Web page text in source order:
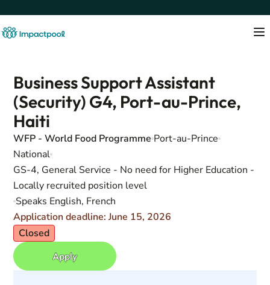
Business Support Assistant
(Security) G4, Port-au-Prince,
Haiti
WFP - World Food Programme Port-au-Prince
National
GS-4, General Service - No need for Higher Education -
Locally recruited position level
Speaks English, French
Application deadline: June 15, 2026
Closed
Apply